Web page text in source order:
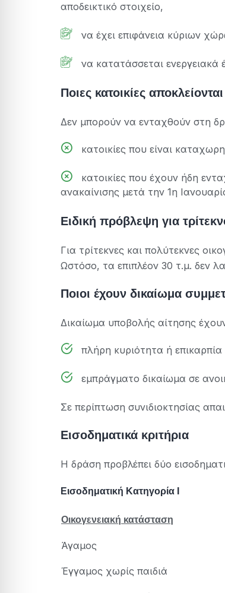
αποδεικτικό στοιχείο,
να έχει επιφάνεια κύριων
να κατατάσσεται ενεργειακά
Ποιες κατοικίες αποκλείονται
Δεν μπορούν να ενταχθούν στη
κατοικίες που είναι
κατοικίες που έχουν ήδη
ανακαίνισης μετά την 1η
Ειδική πρόβλεψη για
Για τρίτεκνες και πολύτεκνες
Ωστόσο, τα επιπλέον 30 τ.μ. δεν
Ποιοι έχουν δικαίωμα
Δικαίωμα υποβολής αίτησης
πλήρη κυριότητα ή
εμπράγματο δικαίωμα σε
Σε περίπτωση συνιδιοκτησίας
Εισοδηματικά κριτήρια
Η δράση προβλέπει δύο
Εισοδηματική Κατηγορία Ι
Οικογενειακή κατάσταση
Άγαμος
Έγγαμος χωρίς παιδιά